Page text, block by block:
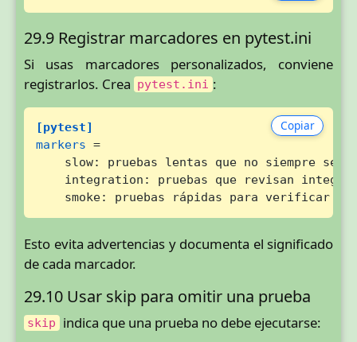
29.9 Registrar marcadores en pytest.ini
Si usas marcadores personalizados, conviene
registrarlos. Crea pytest.ini :
Copiar
[pytest]
markers =
slow: pruebas lentas que no siempre se
integration: pruebas que revisan
smoke: pruebas rápidas para verificar
Esto evita advertencias y documenta el significado
de cada marcador.
29.10 Usar skip para omitir una prueba
skip indica que una prueba no debe ejecutarse: